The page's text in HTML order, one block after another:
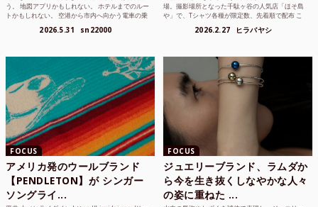
う。 地図アプリかもしれない。 ホテルまでのルー
トかもしれない。 空港から市内へ向かう電車の乗
2026.5.31 sn22000
場。撮影場所となった千駄ヶ谷の人気店「ほそ島
や」で、Tシャツ各種が限定数、先着順で配布 こ
2026.2.27 ヒラバヤシ
FOCUS
アメリカ発のウールブランド
【PENDLETON】が シンガー
ソングライ...
FOCUS
ジュエリーブランド、ラムダか
ら今を生き抜くしなやかな人々
の姿に重ねた ...